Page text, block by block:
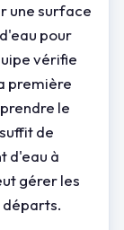
une surface
pour
vérifie
première
le
de
d'eau à
gérer les
départs.